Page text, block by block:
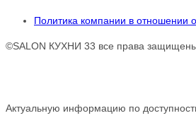
Политика компании в отношении
©SALON КУХНИ 33 все права
Актуальную информацию по